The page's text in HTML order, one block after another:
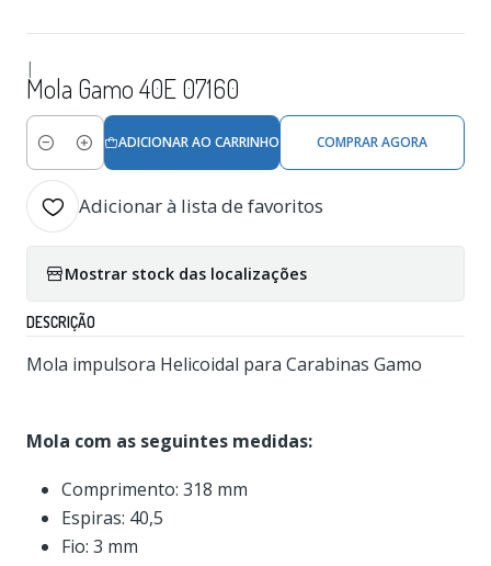
|
Mola Gamo 40E 07160
Quantidade
ADICIONAR AO CARRINHO COMPRAR AGORA
Adicionar à lista de favoritos
Mostrar stock das localizações
DESCRIÇÃO
Mola impulsora Helicoidal para Carabinas Gamo
Mola com as seguintes medidas:
Comprimento: 318 mm
Espiras: 40,5
Fio: 3 mm